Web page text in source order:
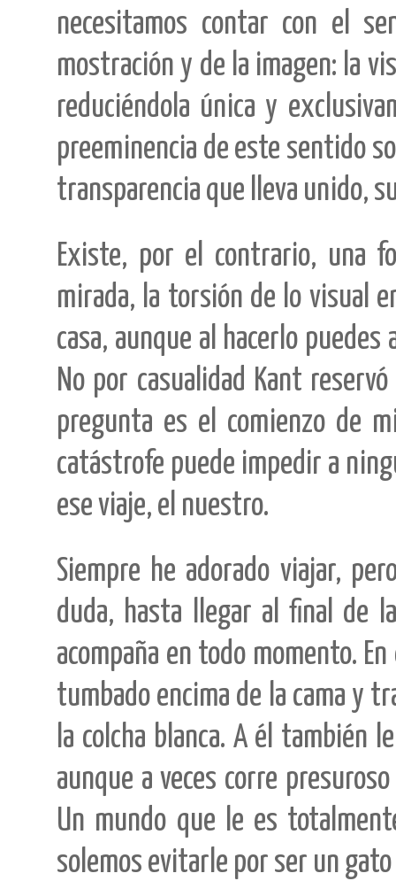
necesitamos contar con el
mostración y de la imagen: la
reduciéndola única y
preeminencia de este sentido
transparencia que lleva unido,
Existe, por el contrario, una
mirada, la torsión de lo visual
casa, aunque al hacerlo
No por casualidad Kant
pregunta es el comienzo de
catástrofe puede impedir a
ese viaje, el nuestro.
Siempre he adorado viajar,
duda, hasta llegar al final de
acompaña en todo momento.
tumbado encima de la cama y
la colcha blanca. A él también
aunque a veces corre
Un mundo que le es
solemos evitarle por ser un